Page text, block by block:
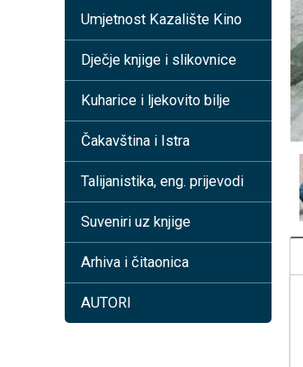
Umjetnost Kazalište Kino
Dječje knjige i slikovnice
Kuharice i ljekovito bilje
Čakavština i Istra
Talijanistika, eng. prijevodi
Suveniri uz knjige
Arhiva i čitaonica
AUTORI